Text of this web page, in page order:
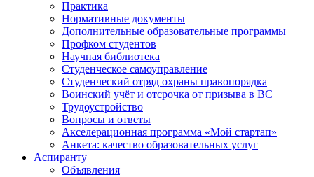
Практика
Нормативные документы
Дополнительные образовательные программы
Профком студентов
Научная библиотека
Студенческое самоуправление
Студенческий отряд охраны правопорядка
Воинский учёт и отсрочка от призыва в ВС
Трудоустройство
Вопросы и ответы
Акселерационная программа «Мой стартап»
Анкета: качество образовательных услуг
Аспиранту
Объявления